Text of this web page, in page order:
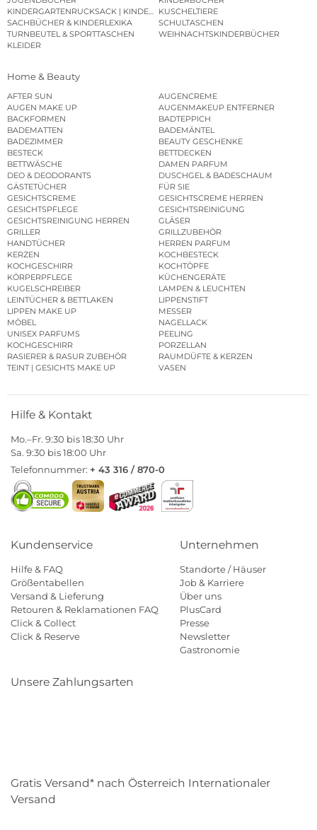
KINDERGARTENRUCKSACK | KINDERGARTENBEUTEL
KUSCHELTIERE
SACHBÜCHER & KINDERLEXIKA
SCHULTASCHEN
TURNBEUTEL & SPORTTASCHEN
WEIHNACHTSKINDERBÜCHER
KLEIDER
Home & Beauty
AFTER SUN
AUGENCREME
AUGEN MAKE UP
AUGENMAKEUP ENTFERNER
BACKFORMEN
BADTEPPICH
BADEMATTEN
BADEMÄNTEL
BADEZIMMER
BEAUTY GESCHENKE
BESTECK
BETTDECKEN
BETTWÄSCHE
DAMEN PARFUM
DEO & DEODORANTS
DUSCHGEL & BADESCHAUM
GÄSTETÜCHER
FÜR SIE
GESICHTSCREME
GESICHTSCREME HERREN
GESICHTSPFLEGE
GESICHTSREINIGUNG
GESICHTSREINIGUNG HERREN
GLÄSER
GRILLER
GRILLZUBEHÖR
HANDTÜCHER
HERREN PARFUM
KERZEN
KOCHBESTECK
KOCHGESCHIRR
KOCHTÖPFE
KÖRPERPFLEGE
KÜCHENGERÄTE
KUGELSCHREIBER
LAMPEN & LEUCHTEN
LEINTÜCHER & BETTLAKEN
LIPPENSTIFT
LIPPEN MAKE UP
MESSER
MÖBEL
NAGELLACK
UNISEX PARFUMS
PEELING
KOCHGESCHIRR
PORZELLAN
RASIERER & RASUR ZUBEHÖR
RAUMDÜFTE & KERZEN
TEINT | GESICHTS MAKE UP
VASEN
Hilfe & Kontakt
Mo.–Fr. 9:30 bis 18:30 Uhr
Sa. 9:30 bis 18:00 Uhr
Telefonnummer: + 43 316 / 870-0
Kundenservice
Hilfe & FAQ
Größentabellen
Versand & Lieferung
Retouren & Reklamationen FAQ
Click & Collect
Click & Reserve
Unternehmen
Standorte / Häuser
Job & Karriere
Über uns
PlusCard
Presse
Newsletter
Gastronomie
Unsere Zahlungsarten
Gratis Versand* nach Österreich Internationaler
Versand